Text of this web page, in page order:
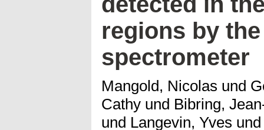
regions by
spectrometer
Mangold, Nicolas und
Cathy und Bibring,
und Langevin, Yves